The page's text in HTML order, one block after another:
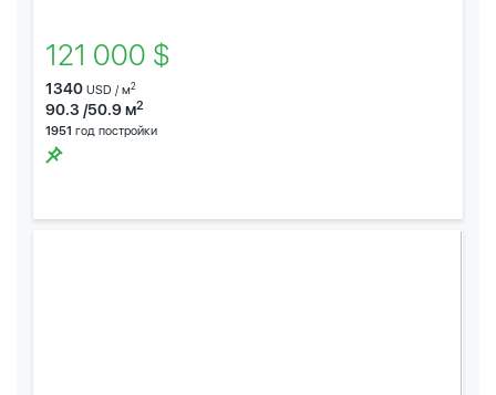
121 000 $
1340 USD / м2
90.3 /50.9 м2
1951 год постройки